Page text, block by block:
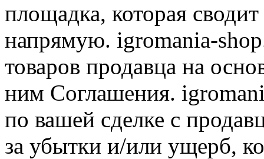
площадка, которая
напрямую. igromania-
товаров продавца на
ним Соглашения.
по вашей сделке с
за убытки и/или ущерб,